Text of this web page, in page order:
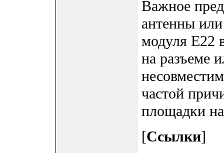
Важное
антенны
модуля E22
на разъеме
частой
площадки
[Ссылки]